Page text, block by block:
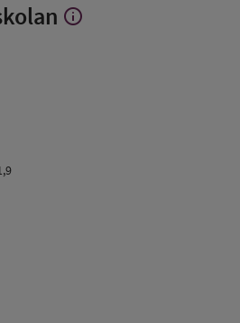
Visa
info